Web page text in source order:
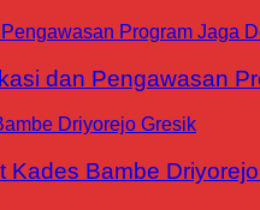
dan Pengawasan
Bambe